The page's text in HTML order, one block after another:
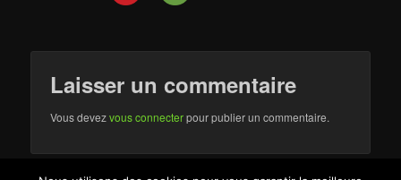
Laisser un commentaire
Vous devezvous connecterpour publier un commentaire.